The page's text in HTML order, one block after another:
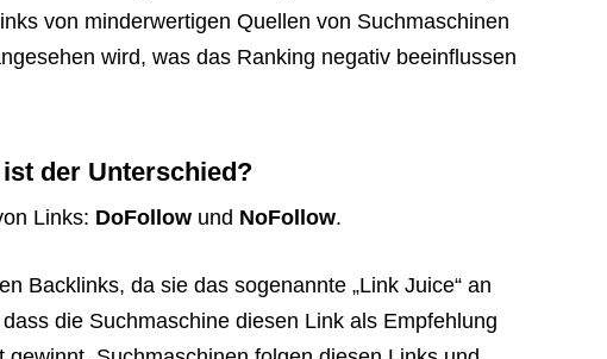
von minderwertigen Quellen von Suchmaschinen
wird, was das Ranking negativ beeinflussen
der Unterschied?
Links: DoFollow und NoFollow.
Backlinks, da sie das sogenannte „Link Juice“ an
die Suchmaschine diesen Link als Empfehlung